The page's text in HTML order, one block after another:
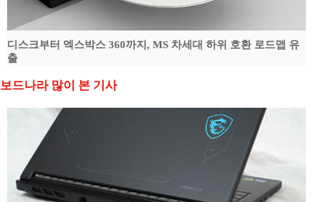
디스크부터 엑스박스 360까지, MS 차세대 하위 호환 로드맵 유
출
보드나라 많이 본 기사